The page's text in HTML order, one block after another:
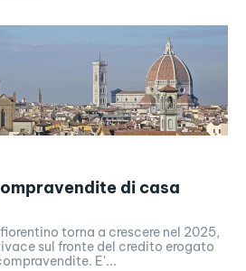
di casa
torna a crescere nel 2025,
sul fronte del credito erogato
rispetto a quello delle compravendite. E'...